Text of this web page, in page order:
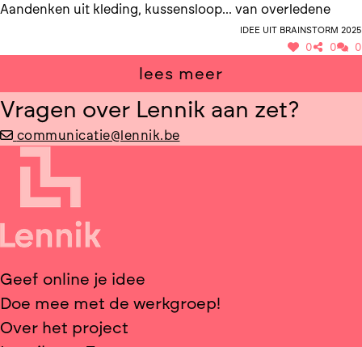
Aandenken uit kleding, kussensloop... van overledene
Idee uit brainstorm 2025
0 0 0
lees meer
Vragen over Lennik aan zet?
communicatie@lennik.be
Geef online je idee
Doe mee met de werkgroep!
Over het project